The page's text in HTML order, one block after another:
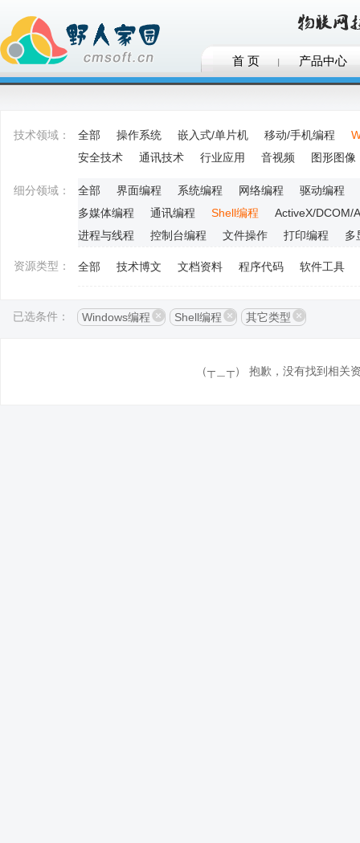
首 页 产品中心
技术领域： 全部 操作系统 嵌入式/单片机 移动/手机编程
安全技术
通讯技术 行业应用 音视频 图形图像
细分领域： 全部 界面编程 系统编程 网络编程
驱动编程
多媒体编程
通讯编程 Shell编程
ActiveX/DCOM/
进程与线程
控制台编程 文件操作 打印编程 多
资源类型： 全部 技术博文 文档资料 程序代码 软件工具
已选条件： Windows编程 Shell编程 其它类型
（┬＿┬） 抱歉，没有找到相关